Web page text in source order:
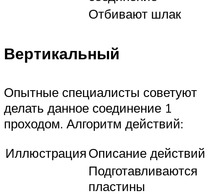
Отбивают шлак
Вертикальный
Опытные специалисты советуют
делать данное соединение 1
проходом. Алгоритм действий:
ИллюстрацияОписание действий
Подготавливаются
пластины